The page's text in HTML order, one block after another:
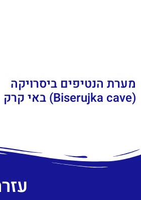
מערת הנטיפים ביסרויקה
(Biserujka cave) באי קרק